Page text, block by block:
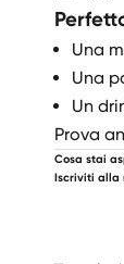
Una
Una
Un
Prova
Cosa stai
Iscriviti alla